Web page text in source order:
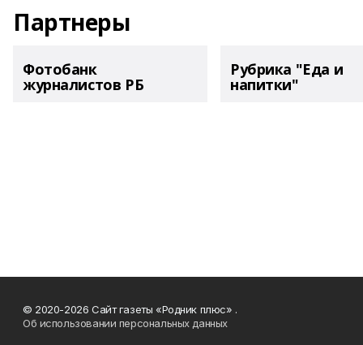
Партнеры
Фотобанк
журналистов РБ
Рубрика "Еда и
напитки"
© 2020-2026 Сайт газеты «Родник плюс» .
Об использовании персональных данных